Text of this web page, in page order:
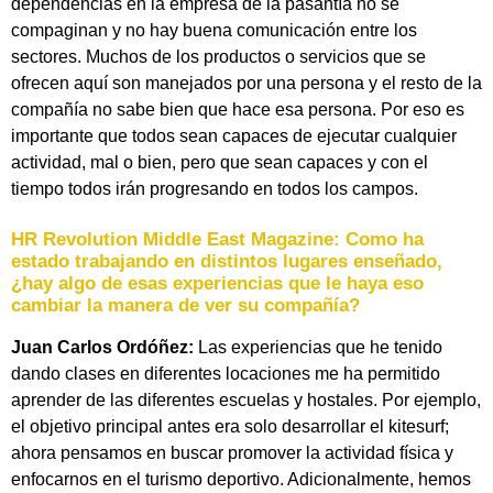
compaginan y no hay buena comunicación entre los
sectores. Muchos de los productos o servicios que se
ofrecen aquí son manejados por una persona y el resto de la
compañía no sabe bien que hace esa persona. Por eso es
importante que todos sean capaces de ejecutar cualquier
actividad, mal o bien, pero que sean capaces y con el
tiempo todos irán progresando en todos los campos.
HR Revolution Middle East Magazine: Como ha
estado trabajando en distintos lugares enseñado,
¿hay algo de esas experiencias que le haya eso
cambiar la manera de ver su compañía?
Juan Carlos Ordóñez: Las experiencias que he tenido
dando clases en diferentes locaciones me ha permitido
aprender de las diferentes escuelas y hostales. Por ejemplo,
el objetivo principal antes era solo desarrollar el kitesurf;
ahora pensamos en buscar promover la actividad física y
enfocarnos en el turismo deportivo. Adicionalmente, hemos